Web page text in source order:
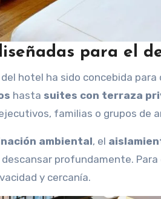
para el
hotel ha sido concebida
hasta suites con terraza
familias o grupos de
ambiental, el
profundamente.
y cercanía.